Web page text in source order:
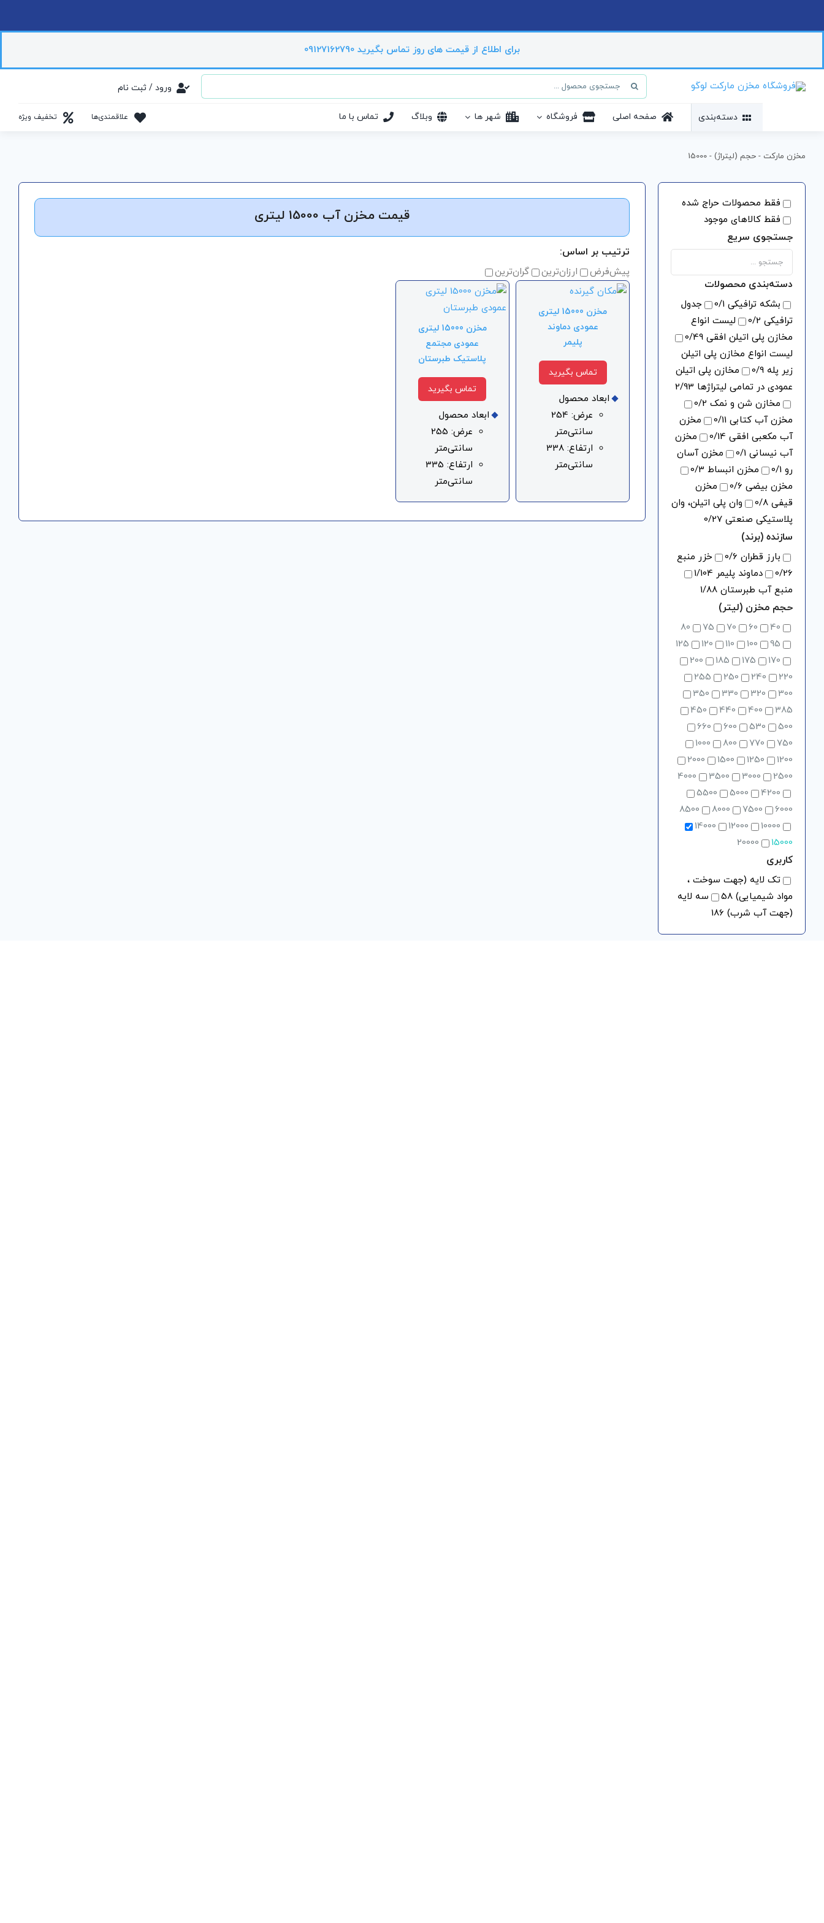
برای اطلاع از قیمت های روز تماس بگیرید 09127162790
جستجو
برای:
ورود / ثبت نام
دسته‌بندی صفحه اصلی فروشگاه شهر ها وبلاگ تماس با ما علاقمندی‌ها تخفیف ویژه
مخزن مارکت - حجم (لیتراژ) -
15000
فقط محصولات حراج شده
فقط کالاهای موجود
جستجوی سریع
دسته‌بندی محصولات
بشکه ترافیکی 0/1
جدول
ترافیکی
0/2
لیست انواع
مخازن پلی اتیلن افقی
0/49
لیست انواع مخازن پلی اتیلن
زیر پله
0/9
مخازن پلی اتیلن
عمودی در تمامی لیتراژها
2/93
مخازن شن و نمک
0/2
مخزن آب کتابی
0/11
مخزن
آب مکعبی افقی
0/14
مخزن
آب نیسانی
0/1
مخزن آسان
رو
0/1 مخزن انبساط 0/3
مخزن بیضی
0/6
مخزن
قیفی
0/8
وان پلی اتیلن، وان
پلاستیکی صنعتی
0/27
سازنده (برند)
بارز قطران 0/6
خزر منبع
0/26 دماوند پلیمر 1/104
منبع آب طبرستان
1/88
حجم مخزن (لیتر)
40
60
70
75
80
95
100
110
120
125
170
175
185
200
220
240
250
255
300
320
330
350
385
400
440
450
500
530
600
660
750
770
800
1000
1200
1250
1500
2000
2500
3000
3500
4000
4200
5000
5500
6000
7500
8000
8500
10000
12000
14000
15000
20000
کاربری
تک لایه (جهت سوخت ،
مواد شیمیایی) 58
سه لایه
(جهت آب شرب) 186
قیمت مخزن آب 15000 لیتری
ترتیب بر اساس:
پیش‌فرض ارزان‌ترین گران‌ترین
مخزن 15000 لیتری
عمودی دماوند
پلیمر
تماس بگیرید
ابعاد محصول
عرض: 254
سانتی‌متر
ارتفاع: 338
سانتی‌متر
مخزن 15000 لیتری
عمودی مجتمع
پلاستیک طبرستان
تماس بگیرید
ابعاد محصول
عرض: 255
سانتی‌متر
ارتفاع: 335
سانتی‌متر